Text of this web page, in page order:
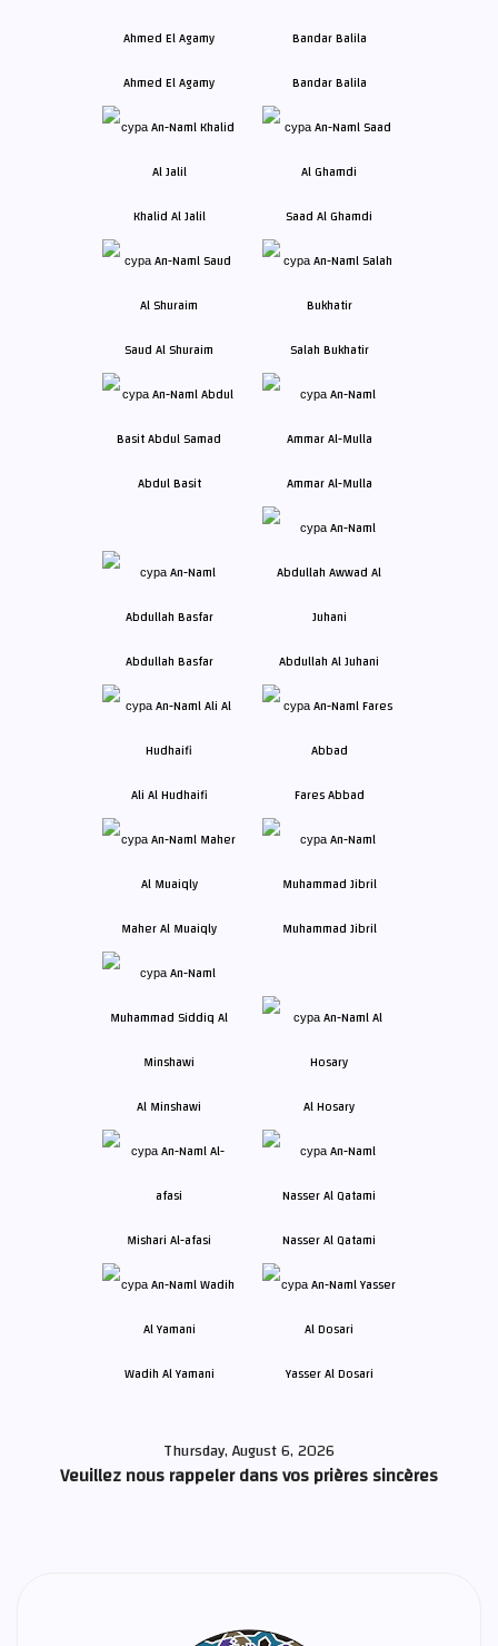
Ahmed El Agamy Bandar Balila
Khalid Al Jalil Saad Al Ghamdi
Saud Al Shuraim Salah Bukhatir
Abdul Basit Ammar Al-Mulla
Abdullah Basfar Abdullah Al Juhani
Ali Al Hudhaifi Fares Abbad
Maher Al Muaiqly Muhammad Jibril
Al Minshawi Al Hosary
Mishari Al-afasi Nasser Al Qatami
Wadih Al Yamani Yasser Al Dosari
Thursday, August 6, 2026
Veuillez nous rappeler dans vos prières sincères